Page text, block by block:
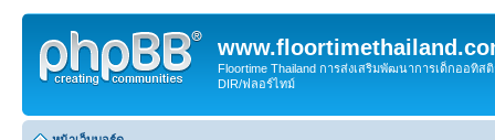
Floortime Thailand การส่งเสริมพัฒนาการเด็กออทิ
DIR/ฟลอร์ไทม์